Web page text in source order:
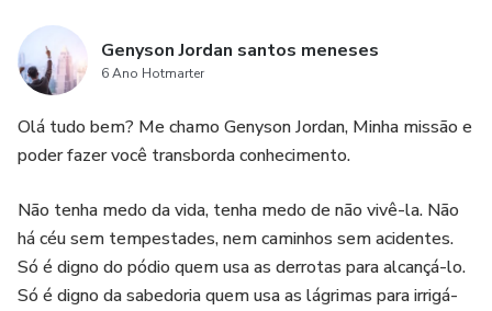
Genyson Jordan santos meneses
6 Ano Hotmarter
Olá tudo bem? Me chamo Genyson Jordan, Minha missão e
poder fazer você transborda conhecimento.
Não tenha medo da vida, tenha medo de não vivê-la. Não
há céu sem tempestades, nem caminhos sem acidentes.
Só é digno do pódio quem usa as derrotas para alcançá-lo.
Só é digno da sabedoria quem usa as lágrimas para irrigá-